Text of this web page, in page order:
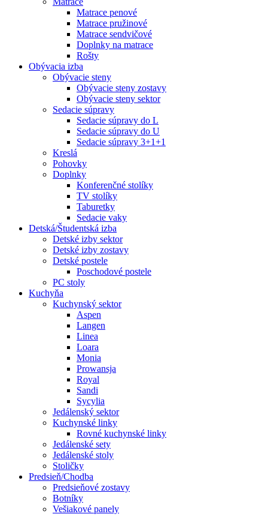
Matrace penové
Matrace pružinové
Matrace sendvičové
Doplnky na matrace
Rošty
Obývacia izba
Obývacie steny
Obývacie steny zostavy
Obývacie steny sektor
Sedacie súpravy
Sedacie súpravy do L
Sedacie súpravy do U
Sedacie súpravy 3+1+1
Kreslá
Pohovky
Doplnky
Konferenčné stolíky
TV stolíky
Taburetky
Sedacie vaky
Detská/Študentská izba
Detské izby sektor
Detské izby zostavy
Detské postele
Poschodové postele
PC stoly
Kuchyňa
Kuchynský sektor
Aspen
Langen
Linea
Loara
Monia
Prowansja
Royal
Sandi
Sycylia
Jedálenský sektor
Kuchynské linky
Rovné kuchynské linky
Jedálenské sety
Jedálenské stoly
Stoličky
Predsieň/Chodba
Predsieňové zostavy
Botníky
Vešiakové panely